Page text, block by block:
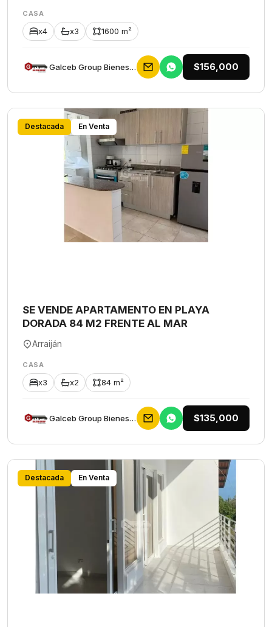
CASA
x4 x3 1600 m²
Galceb Group Bienes Raices $156,000
Destacada En Venta
SE VENDE APARTAMENTO EN PLAYA
DORADA 84 M2 FRENTE AL MAR
Arraiján
CASA
x3 x2 84 m²
Galceb Group Bienes Raices $135,000
Destacada En Venta